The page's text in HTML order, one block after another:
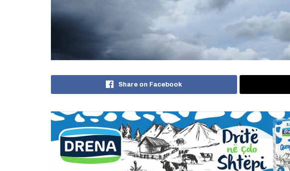
Share on Facebook